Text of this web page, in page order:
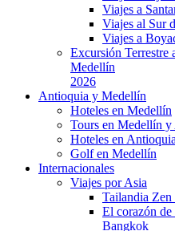
Viajes a
Viajes al Sur
Viajes a
Excursión Terrestre
Medellín
2026
Antioquia y Medellín
Hoteles en Medellín
Tours en Medellín
Hoteles en
Golf en Medellín
Internacionales
Viajes por Asia
Tailandia
El corazón
Bangkok